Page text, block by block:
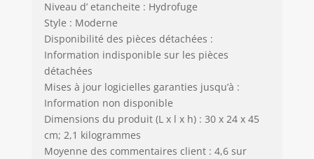
Niveau d’ etancheite : Hydrofuge
Style : Moderne
Disponibilité des pièces détachées :
Information indisponible sur les pièces
détachées
Mises à jour logicielles garanties jusqu’à :
Information non disponible
Dimensions du produit (L x l x h) : 30 x 24 x 45
cm; 2,1 kilogrammes
Moyenne des commentaires client : 4,6 sur